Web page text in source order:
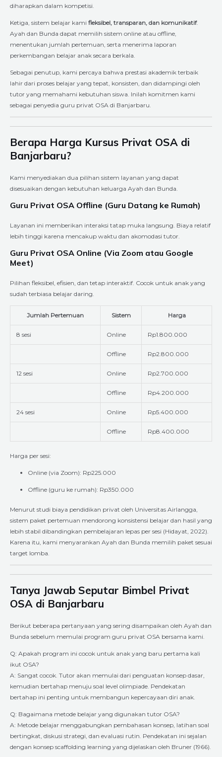
diharapkan dalam kompetisi.
Ketiga, sistem belajar kami fleksibel, transparan, dan komunikatif.
Ayah dan Bunda dapat memilih sistem online atau offline,
menentukan jumlah pertemuan, serta menerima laporan
perkembangan belajar anak secara berkala.
Sebagai penutup, kami percaya bahwa prestasi akademik terbaik
lahir dari proses belajar yang tepat, konsisten, dan didampingi oleh
tutor yang memahami kebutuhan siswa. Inilah komitmen kami
sebagai penyedia guru privat OSA di Banjarbaru.
Berapa Harga Kursus Privat OSA di
Banjarbaru?
Kami menyediakan dua pilihan sistem layanan yang dapat
disesuaikan dengan kebutuhan keluarga Ayah dan Bunda.
Guru Privat OSA Offline (Guru Datang ke Rumah)
Layanan ini memberikan interaksi tatap muka langsung. Biaya relatif
lebih tinggi karena mencakup waktu dan akomodasi tutor.
Guru Privat OSA Online (Via Zoom atau Google
Meet)
Pilihan fleksibel, efisien, dan tetap interaktif. Cocok untuk anak yang
sudah terbiasa belajar daring.
Jumlah Pertemuan Sistem Harga
8 sesi Online Rp1.800.000
Offline Rp2.800.000
12 sesi Online Rp2.700.000
Offline Rp4.200.000
24 sesi Online Rp5.400.000
Offline Rp8.400.000
Harga per sesi:
Online (via Zoom): Rp225.000
Offline (guru ke rumah): Rp350.000
Menurut studi biaya pendidikan privat oleh Universitas Airlangga,
sistem paket pertemuan mendorong konsistensi belajar dan hasil yang
lebih stabil dibandingkan pembelajaran lepas per sesi (Hidayat, 2022).
Karena itu, kami menyarankan Ayah dan Bunda memilih paket sesuai
target lomba.
Tanya Jawab Seputar Bimbel Privat
OSA di Banjarbaru
Berikut beberapa pertanyaan yang sering disampaikan oleh Ayah dan
Bunda sebelum memulai program guru privat OSA bersama kami.
Q: Apakah program ini cocok untuk anak yang baru pertama kali
ikut OSA?
A: Sangat cocok. Tutor akan memulai dari penguatan konsep dasar,
kemudian bertahap menuju soal level olimpiade. Pendekatan
bertahap ini penting untuk membangun kepercayaan diri anak.
Q: Bagaimana metode belajar yang digunakan tutor OSA?
A: Metode belajar menggabungkan pembahasan konsep, latihan soal
bertingkat, diskusi strategi, dan evaluasi rutin. Pendekatan ini sejalan
dengan konsep scaffolding learning yang dijelaskan oleh Bruner (1966).